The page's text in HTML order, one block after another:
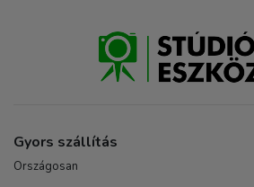
Gyors szállítás
Országosan